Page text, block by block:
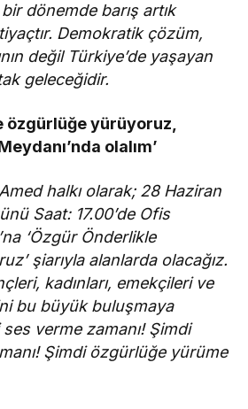
bir dönemde barış artık
Demokratik çözüm,
değil Türkiye’de yaşayan
geleceğidir.
özgürlüğe yürüyoruz,
olalım’
halkı olarak; 28 Haziran
Saat: 17.00’de Ofis
‘Özgür Önderlikle
şiarıyla alanlarda olacağız.
kadınları, emekçileri ve
bu büyük buluşmaya
ses verme zamanı! Şimdi
Şimdi özgürlüğe yürüme